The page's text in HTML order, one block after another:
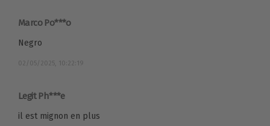
Marco Po***o
Negro
02/05/2025, 10:22:19
Legit Ph***e
il est mignon en plus